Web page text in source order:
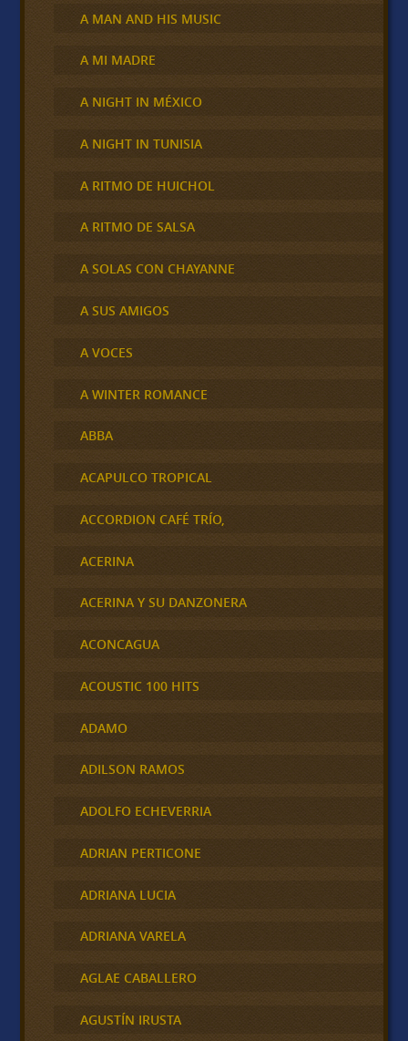
A MAN AND HIS MUSIC
A MI MADRE
A NIGHT IN MÉXICO
A NIGHT IN TUNISIA
A RITMO DE HUICHOL
A RITMO DE SALSA
A SOLAS CON CHAYANNE
A SUS AMIGOS
A VOCES
A WINTER ROMANCE
ABBA
ACAPULCO TROPICAL
ACCORDION CAFÉ TRÍO,
ACERINA
ACERINA Y SU DANZONERA
ACONCAGUA
ACOUSTIC 100 HITS
ADAMO
ADILSON RAMOS
ADOLFO ECHEVERRIA
ADRIAN PERTICONE
ADRIANA LUCIA
ADRIANA VARELA
AGLAE CABALLERO
AGUSTÍN IRUSTA